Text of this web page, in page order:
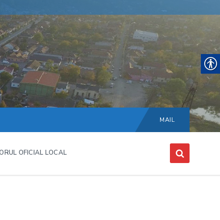
Choose
language:
MAIL
OFICIAL LOCAL